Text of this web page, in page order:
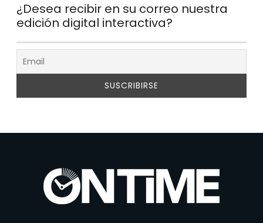
¿Desea recibir en su correo nuestra
edición digital interactiva?